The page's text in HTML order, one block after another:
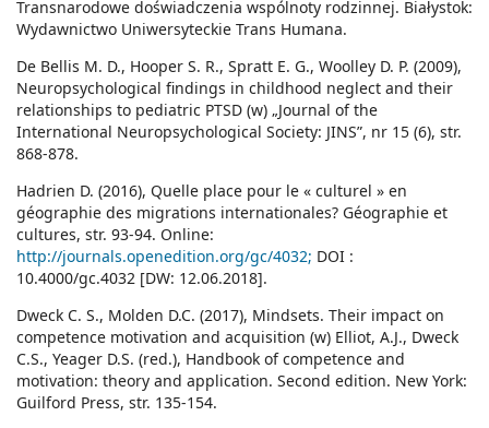
Transnarodowe doświadczenia wspólnoty rodzinnej. Białystok:
Wydawnictwo Uniwersyteckie Trans Humana.
De Bellis M. D., Hooper S. R., Spratt E. G., Woolley D. P. (2009),
Neuropsychological findings in childhood neglect and their
relationships to pediatric PTSD (w) „Journal of the
International Neuropsychological Society: JINS”, nr 15 (6), str.
868-878.
Hadrien D. (2016), Quelle place pour le « culturel » en
géographie des migrations internationales? Géographie et
cultures, str. 93-94. Online:
http://journals.openedition.org/gc/4032; DOI :
10.4000/gc.4032 [DW: 12.06.2018].
Dweck C. S., Molden D.C. (2017), Mindsets. Their impact on
competence motivation and acquisition (w) Elliot, A.J., Dweck
C.S., Yeager D.S. (red.), Handbook of competence and
motivation: theory and application. Second edition. New York:
Guilford Press, str. 135-154.